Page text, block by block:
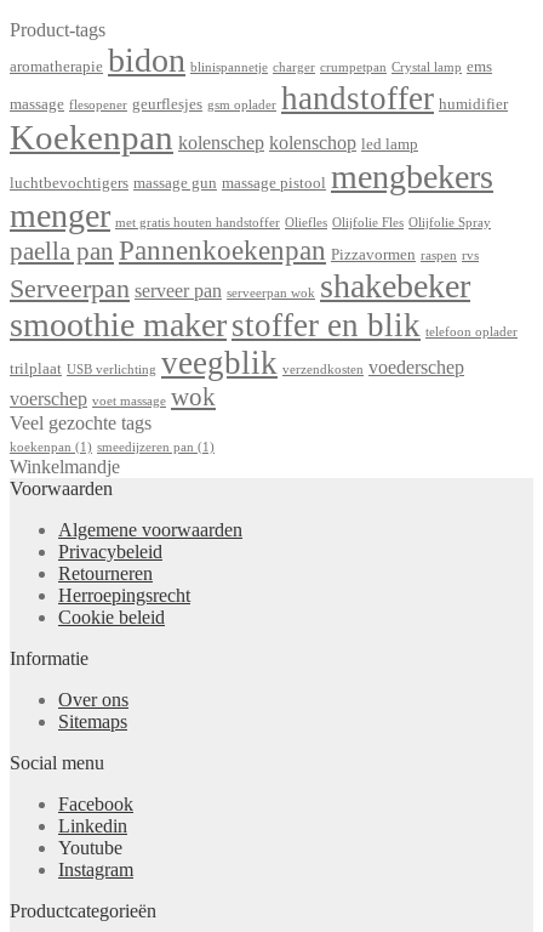
Product-tags
aromatherapie bidon blinispannetje charger crumpetpan Crystal lamp ems
massage flesopener geurflesjes gsm oplader handstoffer humidifier
Koekenpan kolenschep kolenschop led lamp
luchtbevochtigers massage gun massage pistool mengbekers
menger met gratis houten handstoffer Oliefles Olijfolie Fles Olijfolie Spray
paella pan Pannenkoekenpan Pizzavormen raspen rvs
Serveerpan serveer pan serveerpan wok shakebeker
smoothie makerstoffer en blik telefoon oplader
trilplaat USB verlichting veegblik verzendkosten voederschep
voerschep voet massage wok
Veel gezochte tags
koekenpan (1) smeedijzeren pan (1)
Winkelmandje
Voorwaarden
Algemene voorwaarden
Privacybeleid
Retourneren
Herroepingsrecht
Cookie beleid
Informatie
Over ons
Sitemaps
Social menu
Facebook
Linkedin
Youtube
Instagram
Productcategorieën